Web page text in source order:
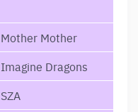
Mother Mother
Imagine Dragons
SZA